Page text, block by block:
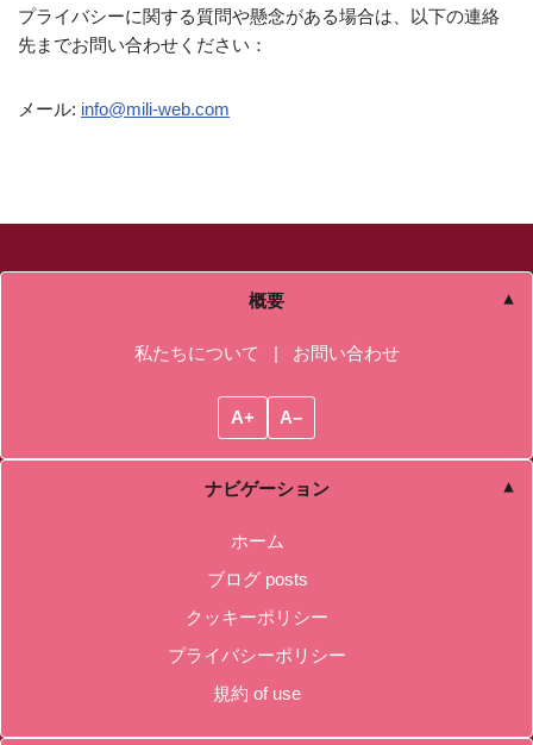
プライバシーに関する質問や懸念がある場合は、以下の連絡
先までお問い合わせください：
メール: info@mili-web.com
概要
私たちについて | お問い合わせ
A+ A–
ナビゲーション
ホーム
ブログ posts
クッキーポリシー
プライバシーポリシー
規約 of use